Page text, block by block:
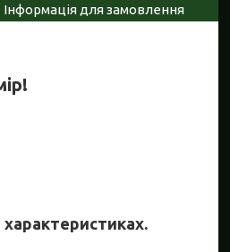
Інформація для замовлення
характеристиках.